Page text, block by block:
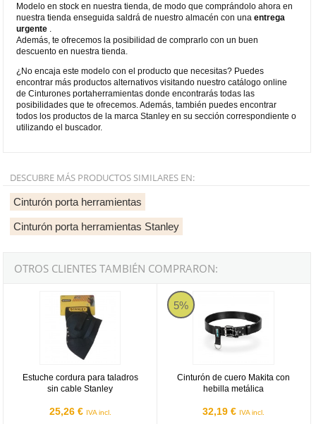
Modelo en stock en nuestra tienda, de modo que comprándolo ahora en
nuestra tienda enseguida saldrá de nuestro almacén con unaentrega
urgente
Además, te ofrecemos la posibilidad de comprarlo con un buen
descuento en nuestra tienda.
¿No encaja este modelo con el producto que necesitas? Puedes
encontrar más productos alternativos visitando nuestro catálogo online
de Cinturones portaherramientas donde encontrarás todas las
posibilidades que te ofrecemos. Además, también puedes encontrar
todos los productos de la marca Stanley en su sección correspondiente o
utilizando el buscador.
DESCUBRE MÁS PRODUCTOS SIMILARES EN:
Cinturón porta herramientas
Cinturón porta herramientas Stanley
OTROS CLIENTES TAMBIÉN COMPRARON:
Estuche cordura para taladros
sin cable Stanley
25,26 € IVA incl.
Estuche cordura para taladros sin cable Stanley
5%
Cinturón de cuero Makita con
hebilla metálica
32,19 € IVA incl.
Cinturón de cuero Makita con